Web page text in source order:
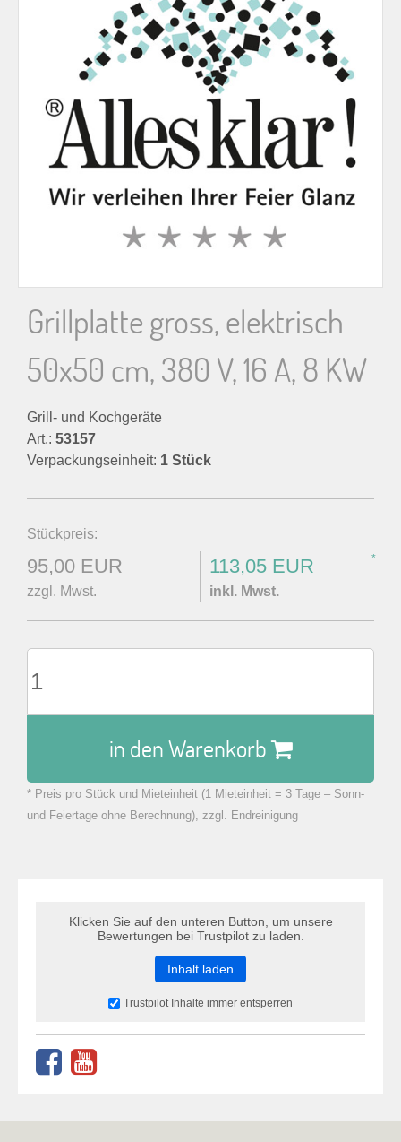
a
h
Grillplatte gross, elektrisch
50x50 cm, 380 V, 16 A, 8 KW
Grill- und Kochgeräte
Art.: 53157
Verpackungseinheit: 1 Stück
Stückpreis:
95,00 EUR
zzgl. Mwst.
113,05 EUR *
inkl. Mwst.
in den Warenkorb
zu Warenkorb hinzugefügt.
* Preis pro Stück und Mieteinheit (1 Mieteinheit = 3 Tage – Sonn-
und Feiertage ohne Berechnung), zzgl. Endreinigung
Klicken Sie auf den unteren Button, um unsere
Bewertungen bei Trustpilot zu laden.
Inhalt laden
Trustpilot Inhalte immer entsperren